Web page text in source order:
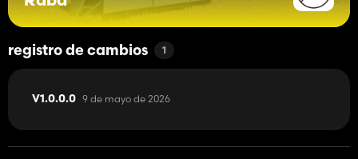
registro de cambios 1
V1.0.0.0 9 de mayo de 2026